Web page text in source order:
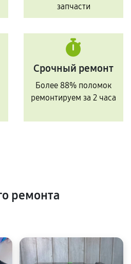
запчасти
Срочный ремонт
Более 88% поломок
ремонтируем за 2 часа
ремонта